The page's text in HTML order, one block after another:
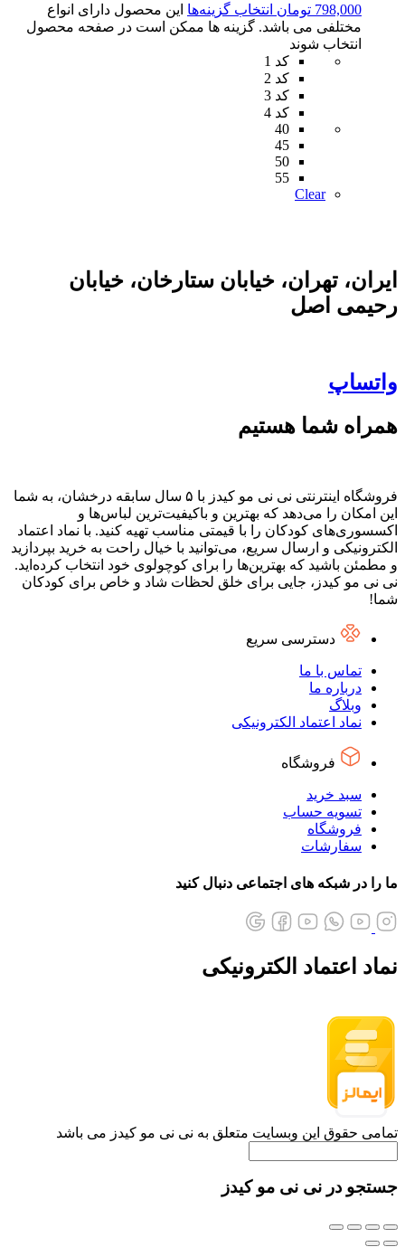
798,000 تومان انتخاب گزینه‌ها این محصول دارای انواع
مختلفی می باشد. گزینه ها ممکن است در صفحه محصول
انتخاب شوند
کد 1
کد 2
کد 3
کد 4
40
45
50
55
Clear
ایران، تهران، خیابان ستارخان، خیابان
رحیمی اصل
واتساپ
همراه شما هستیم
فروشگاه اینترنتی نی نی مو کیدز با ۵ سال سابقه درخشان، به شما
این امکان را می‌دهد که بهترین و باکیفیت‌ترین لباس‌ها و
اکسسوری‌های کودکان را با قیمتی مناسب تهیه کنید. با نماد اعتماد
الکترونیکی و ارسال سریع، می‌توانید با خیال راحت به خرید بپردازید
و مطمئن باشید که بهترین‌ها را برای کوچولوی خود انتخاب کرده‌اید.
نی نی مو کیدز، جایی برای خلق لحظات شاد و خاص برای کودکان
شما!
دسترسی سریع
تماس با ما
درباره ما
وبلاگ
نماد اعتماد الکترونیکی
فروشگاه
سبد خرید
تسویه حساب
فروشگاه
سفارشات
ما را در شبکه های اجتماعی دنبال کنید
نماد اعتماد الکترونیکی
تمامی حقوق این وبسایت متعلق به نی نی مو کیدز می باشد
جستجو در نی نی مو کیدز